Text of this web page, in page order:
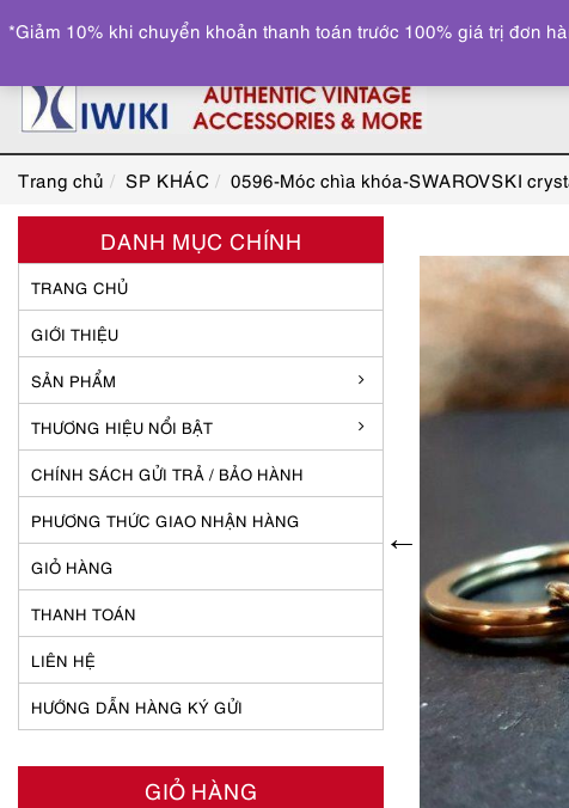
Trang chủ SP KHÁC 0596-Móc chìa khóa-SWAROVSKI
DANH MỤC CHÍNH
TRANG CHỦ
GIỚI THIỆU
SẢN PHẨM
THƯƠNG HIỆU NỔI BẬT
CHÍNH SÁCH GỬI TRẢ / BẢO HÀNH
PHƯƠNG THỨC GIAO NHẬN HÀNG
GIỎ HÀNG
THANH TOÁN
LIÊN HỆ
HƯỚNG DẪN HÀNG KÝ GỬI
GIỎ HÀNG
*Giảm 10% khi chuyển khoản thanh toán trước 100% giá trị đơn